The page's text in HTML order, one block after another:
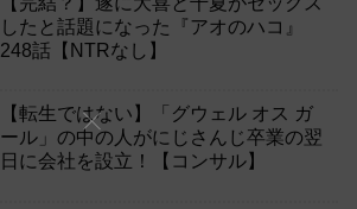
したと話題になった『アオのハコ』
248話【NTRなし】
【転生ではない】「グウェル オス ガ
ール」の中の人がにじさんじ卒業の翌
日に会社を設立！【コンサル】